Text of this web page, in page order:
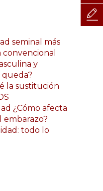
seminal más
y
queda?
la sustitución
¿Cómo afecta
embarazo?
todo lo